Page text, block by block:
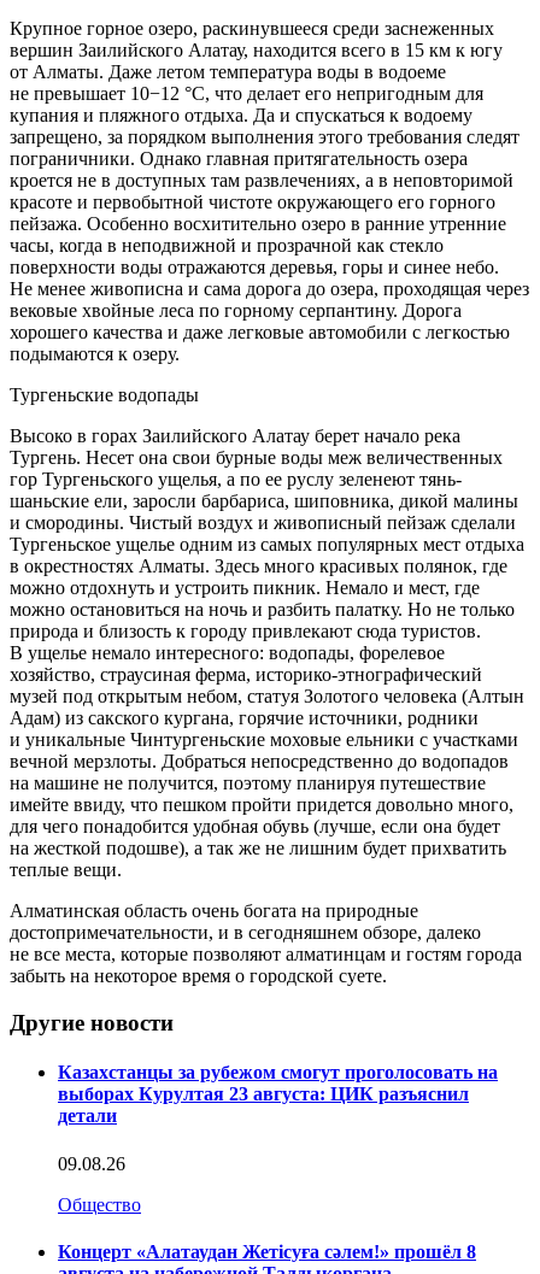
Крупное горное озеро, раскинувшееся среди заснеженных
вершин Заилийского Алатау, находится всего в 15 км к югу
от Алматы. Даже летом температура воды в водоеме
не превышает 10−12 °C, что делает его непригодным для
купания и пляжного отдыха. Да и спускаться к водоему
запрещено, за порядком выполнения этого требования следят
пограничники. Однако главная притягательность озера
кроется не в доступных там развлечениях, а в неповторимой
красоте и первобытной чистоте окружающего его горного
пейзажа. Особенно восхитительно озеро в ранние утренние
часы, когда в неподвижной и прозрачной как стекло
поверхности воды отражаются деревья, горы и синее небо.
Не менее живописна и сама дорога до озера, проходящая через
вековые хвойные леса по горному серпантину. Дорога
хорошего качества и даже легковые автомобили с легкостью
подымаются к озеру.
Тургеньские водопады
Высоко в горах Заилийского Алатау берет начало река
Тургень. Несет она свои бурные воды меж величественных
гор Тургеньского ущелья, а по ее руслу зеленеют тянь-
шаньские ели, заросли барбариса, шиповника, дикой малины
и смородины. Чистый воздух и живописный пейзаж сделали
Тургеньское ущелье одним из самых популярных мест отдыха
в окрестностях Алматы. Здесь много красивых полянок, где
можно отдохнуть и устроить пикник. Немало и мест, где
можно остановиться на ночь и разбить палатку. Но не только
природа и близость к городу привлекают сюда туристов.
В ущелье немало интересного: водопады, форелевое
хозяйство, страусиная ферма, историко-этнографический
музей под открытым небом, статуя Золотого человека (Алтын
Адам) из сакского кургана, горячие источники, родники
и уникальные Чинтургеньские моховые ельники с участками
вечной мерзлоты. Добраться непосредственно до водопадов
на машине не получится, поэтому планируя путешествие
имейте ввиду, что пешком пройти придется довольно много,
для чего понадобится удобная обувь (лучше, если она будет
на жесткой подошве), а так же не лишним будет прихватить
теплые вещи.
Алматинская область очень богата на природные
достопримечательности, и в сегодняшнем обзоре, далеко
не все места, которые позволяют алматинцам и гостям города
забыть на некоторое время о городской суете.
Другие новости
Казахстанцы за рубежом смогут проголосовать на
выборах Курултая 23 августа: ЦИК разъяснил
детали
09.08.26
Общество
Концерт «Алатаудан Жетісуға сәлем!» прошёл 8